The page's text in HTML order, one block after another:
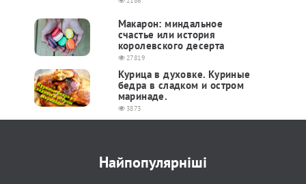
Макарон: миндальное
счастье или история
королевского десерта
27819
Курица в духовке. Куриные
бедра в сладком и остром
маринаде.
3873
Найпопулярніші